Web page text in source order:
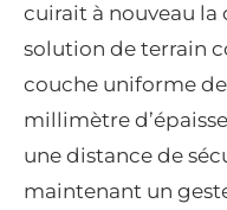
cuirait à nouveau la
solution de terrain
couche uniforme
millimètre
une distance de
maintenant un